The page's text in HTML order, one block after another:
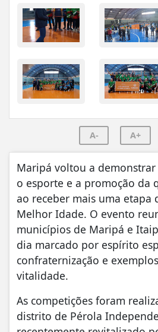
A- A+
Maripá voltou a demonstrar
o esporte e a promoção da
ao receber mais uma etapa
Melhor Idade. O evento
municípios de Maripá e
dia marcado por espírito
confraternização e
vitalidade.
As competições foram
distrito de Pérola